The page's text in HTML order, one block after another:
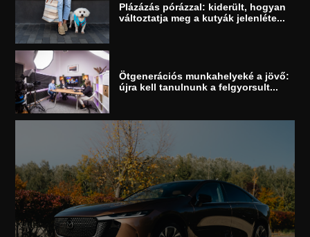
Plázázás pórázzal: kiderült, hogyan
változtatja meg a kutyák jelenléte...
Ötgenerációs munkahelyeké a jövő:
újra kell tanulnunk a felgyorsult...